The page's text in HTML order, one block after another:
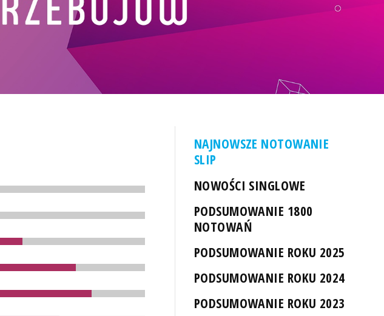
NAJNOWSZE NOTOWANIE
SLIP
NOWOŚCI SINGLOWE
PODSUMOWANIE 1800
NOTOWAŃ
PODSUMOWANIE ROKU 2025
PODSUMOWANIE ROKU 2024
PODSUMOWANIE ROKU 2023